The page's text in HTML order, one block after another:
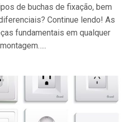
de buchas de fixação, bem
Continue lendo! As
fundamentais em qualquer